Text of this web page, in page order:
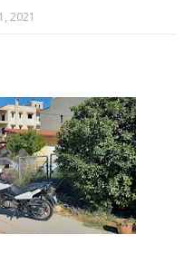
2021